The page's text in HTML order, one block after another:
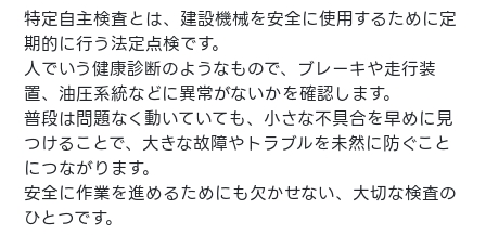
特定自主検査とは、建設機械を安全に使用するために定
期的に行う法定点検です。
人でいう健康診断のようなもので、ブレーキや走行装
置、油圧系統などに異常がないかを確認します。
普段は問題なく動いていても、小さな不具合を早めに見
つけることで、大きな故障やトラブルを未然に防ぐこと
につながります。
安全に作業を進めるためにも欠かせない、大切な検査の
ひとつです。